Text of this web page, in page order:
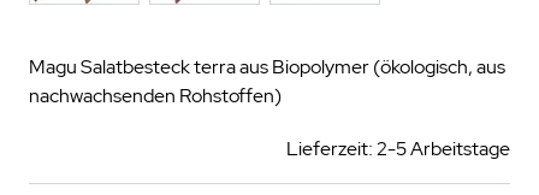
Magu Salatbesteck terra aus Biopolymer (ökologisch, aus
nachwachsenden Rohstoffen)
Lieferzeit: 2-5 Arbeitstage